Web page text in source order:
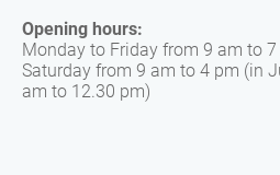
Opening hours:
Monday to Friday from 9 am to 7
Saturday from 9 am to 4 pm (in
am to 12.30 pm)